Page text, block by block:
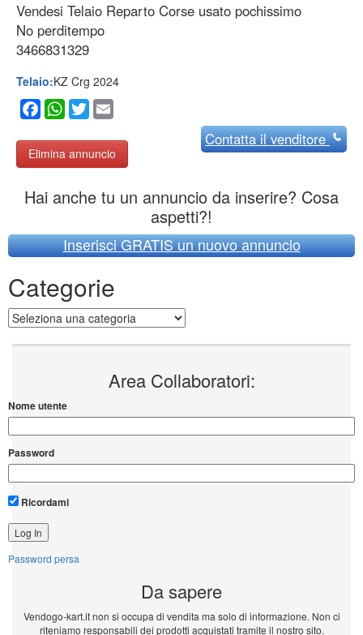
Vendesi Telaio Reparto Corse usato pochissimo
No perditempo
3466831329
Telaio:KZ Crg 2024
Facebook
WhatsApp
Twitter
Elimina annuncio
Contattail venditore
Hai anche tu un annuncio da inserire? Cosa
aspetti?!
Inserisci GRATIS un nuovo annuncio
Categorie
Categorie
Area Collaboratori:
Nome utente
Password
Ricordami
Password persa
Da sapere
Vendogo-kart.it non si occupa di vendita ma solo di informazione. Non ci
riteniamo responsabili dei prodotti acquistati tramite il nostro sito.